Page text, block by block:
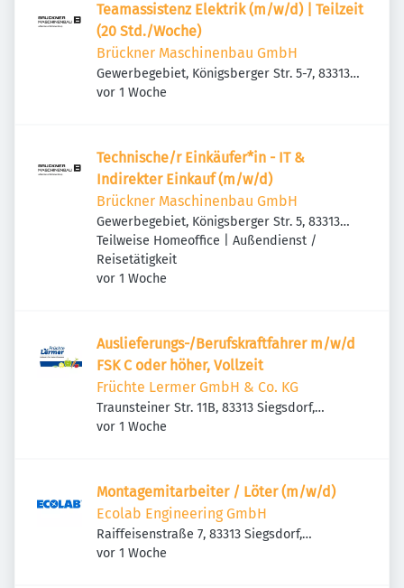
Teamassistenz Elektrik (m/w/d) | Teilzeit
(20 Std./Woche)
Brückner Maschinenbau GmbH
Gewerbegebiet, Königsberger Str. 5-7, 83313
Siegsdorf, Deutschland
Veröffentlicht
vor 1 Woche
Technische/r Einkäufer*in - IT &
Indirekter Einkauf (m/w/d)
Brückner Maschinenbau GmbH
Gewerbegebiet, Königsberger Str. 5, 83313
Siegsdorf, Deutschland
Teilweise Homeoffice | Außendienst /
Reisetätigkeit
Veröffentlicht
vor 1 Woche
Auslieferungs-/Berufskraftfahrer m/w/d
FSK C oder höher, Vollzeit
Früchte Lermer GmbH & Co. KG
Traunsteiner Str. 11B, 83313 Siegsdorf,
Deutschland
Veröffentlicht
vor 1 Woche
Montagemitarbeiter / Löter (m/w/d)
Ecolab Engineering GmbH
Raiffeisenstraße 7, 83313 Siegsdorf,
Deutschland
Veröffentlicht
vor 1 Woche